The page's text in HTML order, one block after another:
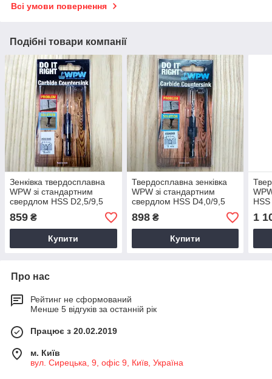
Всі умови повернення
Подібні товари компанії
Зенківка твердосплавна
WPW зі стандартним
свердлом HSS D2,5/9,5
859 ₴
Купити
Твердосплавна зенківка
WPW зі стандартним
свердлом HSS D4,0/9,5
898₴
Купити
1
Про нас
Рейтинг не сформований
Менше 5 відгуків за останній рік
Працює з 20.02.2019
м. Київ
вул. Сирецька, 9, офіс 9, Київ, Україна